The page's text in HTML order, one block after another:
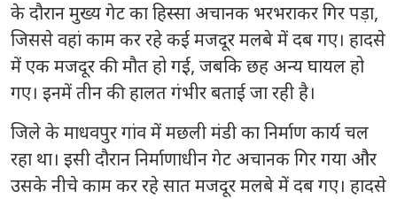
के दौरान मुख्य गेट का हिस्सा अचानक भरभराकर गिर पड़ा,
जिससे वहां काम कर रहे कई मजदूर मलबे में दब गए। हादसे
में एक मजदूर की मौत हो गई, जबकि छह अन्य घायल हो
गए। इनमें तीन की हालत गंभीर बताई जा रही है।
जिले के माधवपुर गांव में मछली मंडी का निर्माण कार्य चल
रहा था। इसी दौरान निर्माणाधीन गेट अचानक गिर गया और
उसके नीचे काम कर रहे सात मजदूर मलबे में दब गए। हादसे